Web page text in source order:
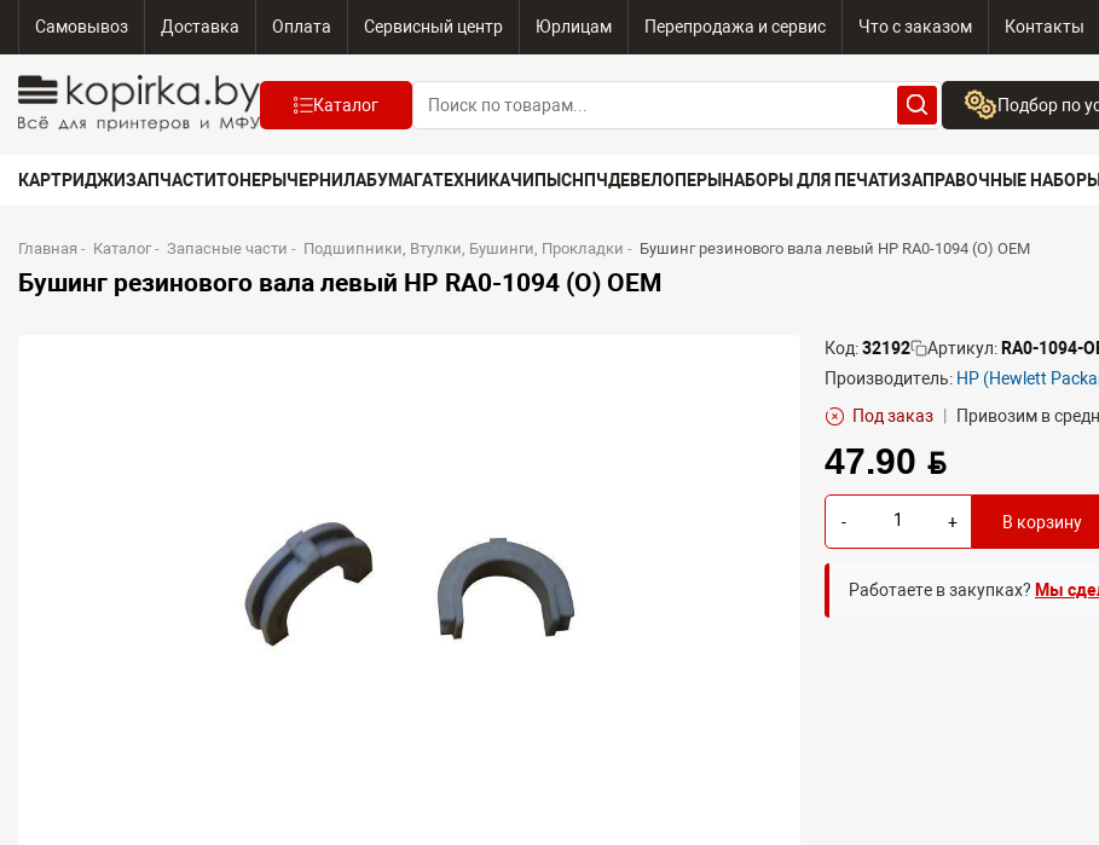
Самовывоз Доставка Оплата Сервисный центр Юрлицам Перепродажа и сервис Что с заказом Контакты
Каталог Подбор по
Выберите бренд
Сначала выберите
КАРТРИДЖИЗАПЧАСТИТОНЕРЫ ЧЕРНИЛАБУМАГАТЕХНИКАЧИПЫСНПЧДЕВЕЛОПЕРЫ НАБОРЫ ДЛЯ ПЕЧАТИЗАПРАВОЧНЫЕ НАБОРЫ
Главная - Каталог - Запасные части - Подшипники, Втулки, Бушинги, Прокладки - Бушинг резинового вала левый HP RA0-1094 (O) OEM
Бушинг резинового вала левый HP RA0-1094 (O) OEM
Код:32192 Артикул: RA0-1094-
Производитель: HP (Hewlett
Под заказ
Привозим в
47.90 BYN
- + В корзину
Работаете в закупках? Мы